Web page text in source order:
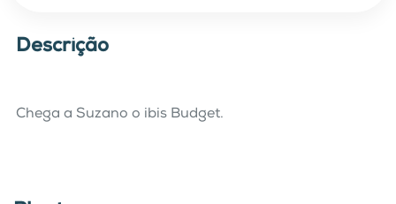
Descrição
Chega a Suzano o ibis Budget.